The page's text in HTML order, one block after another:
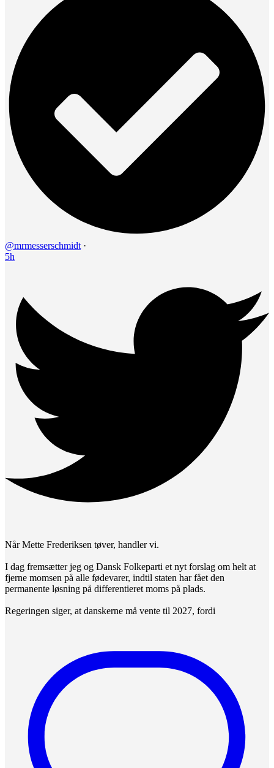
@mrmesserschmidt ·
5h
Når Mette Frederiksen tøver, handler vi.
I dag fremsætter jeg og Dansk Folkeparti et nyt forslag om helt at
fjerne momsen på alle fødevarer, indtil staten har fået den
permanente løsning på differentieret moms på plads.
Regeringen siger, at danskerne må vente til 2027, fordi